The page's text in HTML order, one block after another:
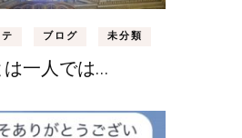
ブログ 未分類
は一人では…